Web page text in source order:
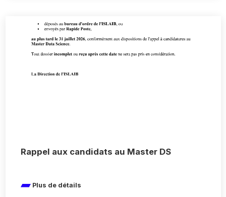
Rappel aux candidats au Master DS
Plus de détails